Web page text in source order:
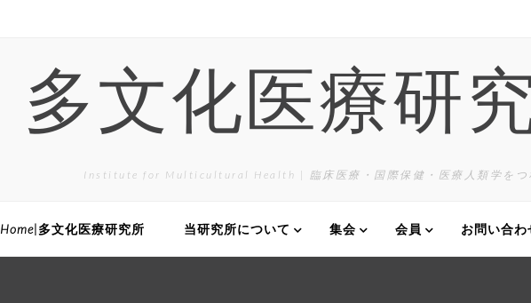
多文化医療研
Institute for Multicultural Health | 臨床医療・国際保健・医療人類学をつ
Home|多文化医療研究所 当研究所について 集会 会員 お問い合わ